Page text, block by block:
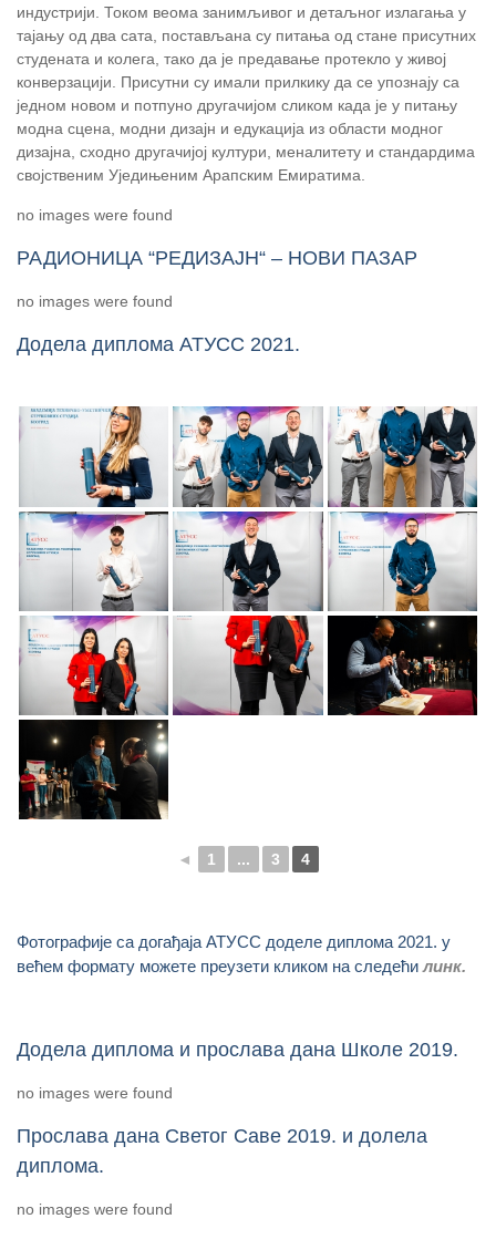
индустрији. Током веома занимљивог и детаљног излагања у
тајању од два сата, постављана су питања од стане присутних
студената и колега, тако да је предавање протекло у живој
конверзацији. Присутни су имали прилкику да се упознају са
једном новом и потпуно другачијом сликом када је у питању
модна сцена, модни дизајн и едукација из области модног
дизајна, сходно другачијој култури, меналитету и стандардима
својственим Уједињеним Арапским Емиратима.
no images were found
РАДИОНИЦА “РЕДИЗАЈН“ – НОВИ ПАЗАР
no images were found
Додела диплома АТУСС 2021.
◄ 1 ... 3 4
Фотографије са догађаја АТУСС доделе диплома 2021. у
већем формату можете преузети кликом на следећи линк.
Додела диплома и прослава дана Школе 2019.
no images were found
Прослава дана Светог Саве 2019. и долела
диплома.
no images were found